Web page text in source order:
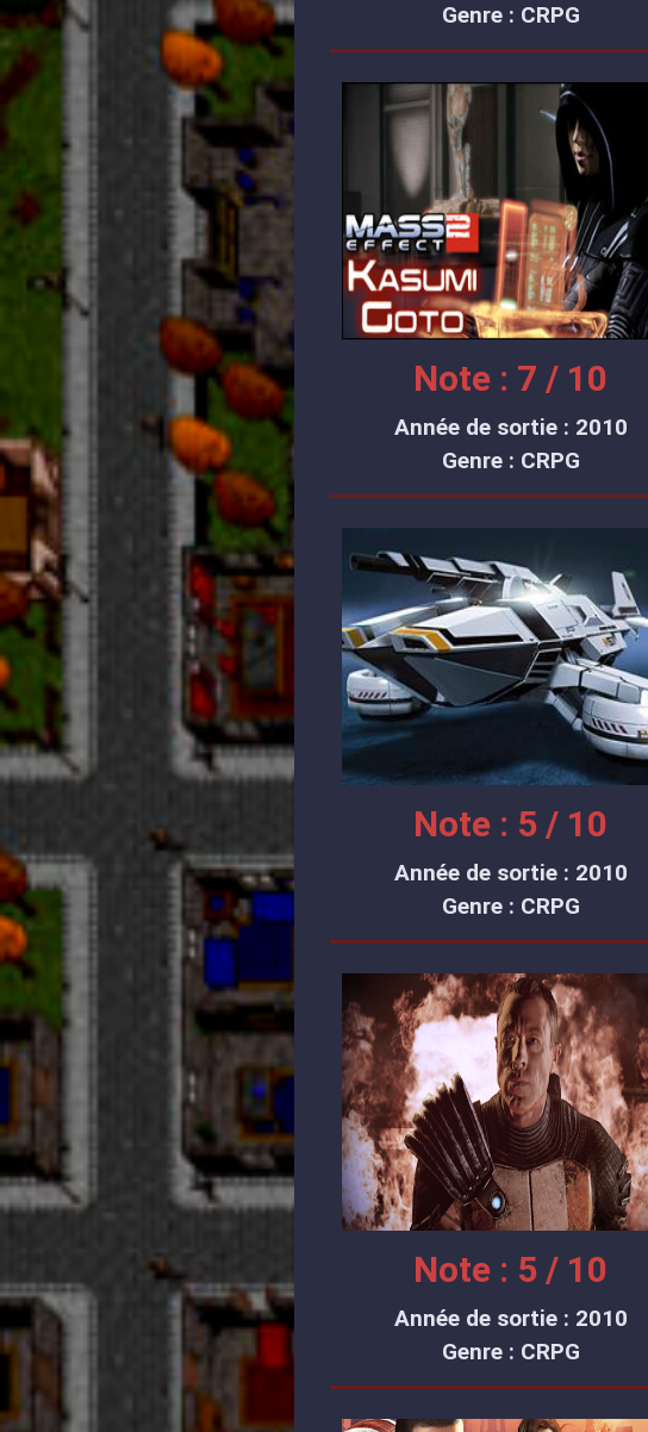
Genre : CRPG
Note : 7 / 10
Année de sortie : 2010
Genre : CRPG
Note : 5 / 10
Année de sortie : 2010
Genre : CRPG
Note : 5 / 10
Année de sortie : 2010
Genre : CRPG